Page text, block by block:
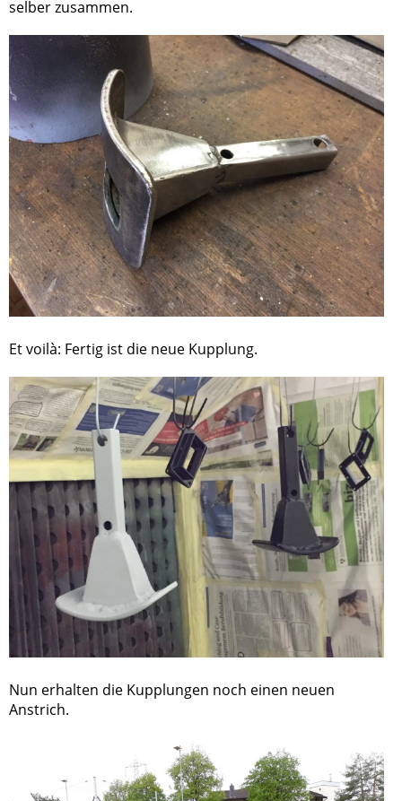
selber zusammen.
Et voilà: Fertig ist die neue Kupplung.
Nun erhalten die Kupplungen noch einen neuen
Anstrich.